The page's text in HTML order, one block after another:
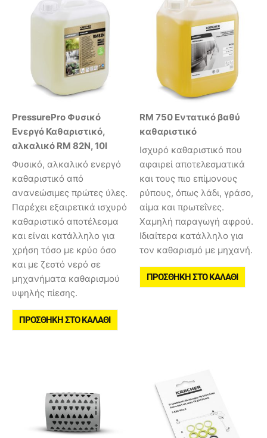
PressurePro Φυσικό
Ενεργό Καθαριστικό,
αλκαλικό RM 82N, 10l
Φυσικό, αλκαλικό ενεργό
καθαριστικό από
ανανεώσιμες πρώτες ύλες.
Παρέχει εξαιρετικά ισχυρό
καθαριστικό αποτέλεσμα
και είναι κατάλληλο για
χρήση τόσο με κρύο όσο
και με ζεστό νερό σε
μηχανήματα καθαρισμού
υψηλής πίεσης.
ΠΡΟΣΘΉΚΗ ΣΤΟ ΚΑΛΆΘΙ
RM 750 Εντατικό βαθύ
καθαριστικό
Ισχυρό καθαριστικό που
αφαιρεί αποτελεσματικά
και τους πιο επίμονους
ρύπους, όπως λάδι, γράσο,
αίμα και πρωτεΐνες.
Χαμηλή παραγωγή αφρού.
Ιδιαίτερα κατάλληλο για
τον καθαρισμό με μηχανή.
ΠΡΟΣΘΉΚΗ ΣΤΟ ΚΑΛΆΘΙ